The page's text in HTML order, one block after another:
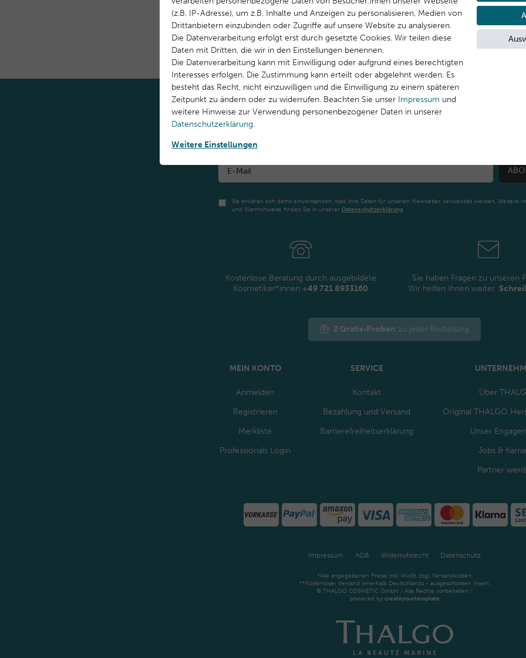
Offizieller Herstellershop
direkt & sicher einkaufen
Gratisproben
bei jeder Bestellung
Kostenloser Versand
innerhalb Deutschlands
NEWSLETTER
Sie erklären sich damit einverstanden, dass Ihre Daten für unseren Newsletter verwendet werden. Weitere
und Warnhinweise finden Sie in unserer Daten­schutz­erklärung
Kostenlose Beratung durch ausgebildete
Kosmetiker*innen +49 721 8933160
Sie haben Fragen zu unseren
Wir helfen Ihnen weiter.
2 Gratis-Proben zu jeder Bestellung
MEIN KONTO
Anmelden
Registrieren
Merkliste
Professionals Login
SERVICE
Kontakt
Bezahlung und Versand
Barrierefreiheitserklärung
Über
Original THALGO
Unser
Jobs &
Partner
Impressum AGB Widerrufsrecht Datenschutz
*Alle angegebenen Preise inkl. MwSt. zzgl. Versandkosten.
**Kostenloser Versand innerhalb Deutschlands - ausgeschlossen Inseln.
© THALGO COSMETIC GmbH / Alle Rechte vorbehalten /
powered by createyourtemplate
(z.B. IP-Adresse), um z.B. Inhalte und Anzeigen zu personalisieren, Medien von
Drittanbietern einzubinden oder Zugriffe auf unsere Website zu analysieren.
Die Datenverarbeitung erfolgt erst durch gesetzte Cookies. Wir teilen diese
Daten mit Dritten, die wir in den Einstellungen benennen.
Die Datenverarbeitung kann mit Einwilligung oder aufgrund eines berechtigten
Interesses erfolgen. Die Zustimmung kann erteilt oder abgelehnt werden. Es
besteht das Recht, nicht einzuwilligen und die Einwilligung zu einem späteren
Zeitpunkt zu ändern oder zu widerrufen. Beachten Sie unser Impressum und
weitere Hinweise zur Verwendung personenbezogener Daten in unserer
Daten­schutz­erklärung.
Weitere Einstellungen